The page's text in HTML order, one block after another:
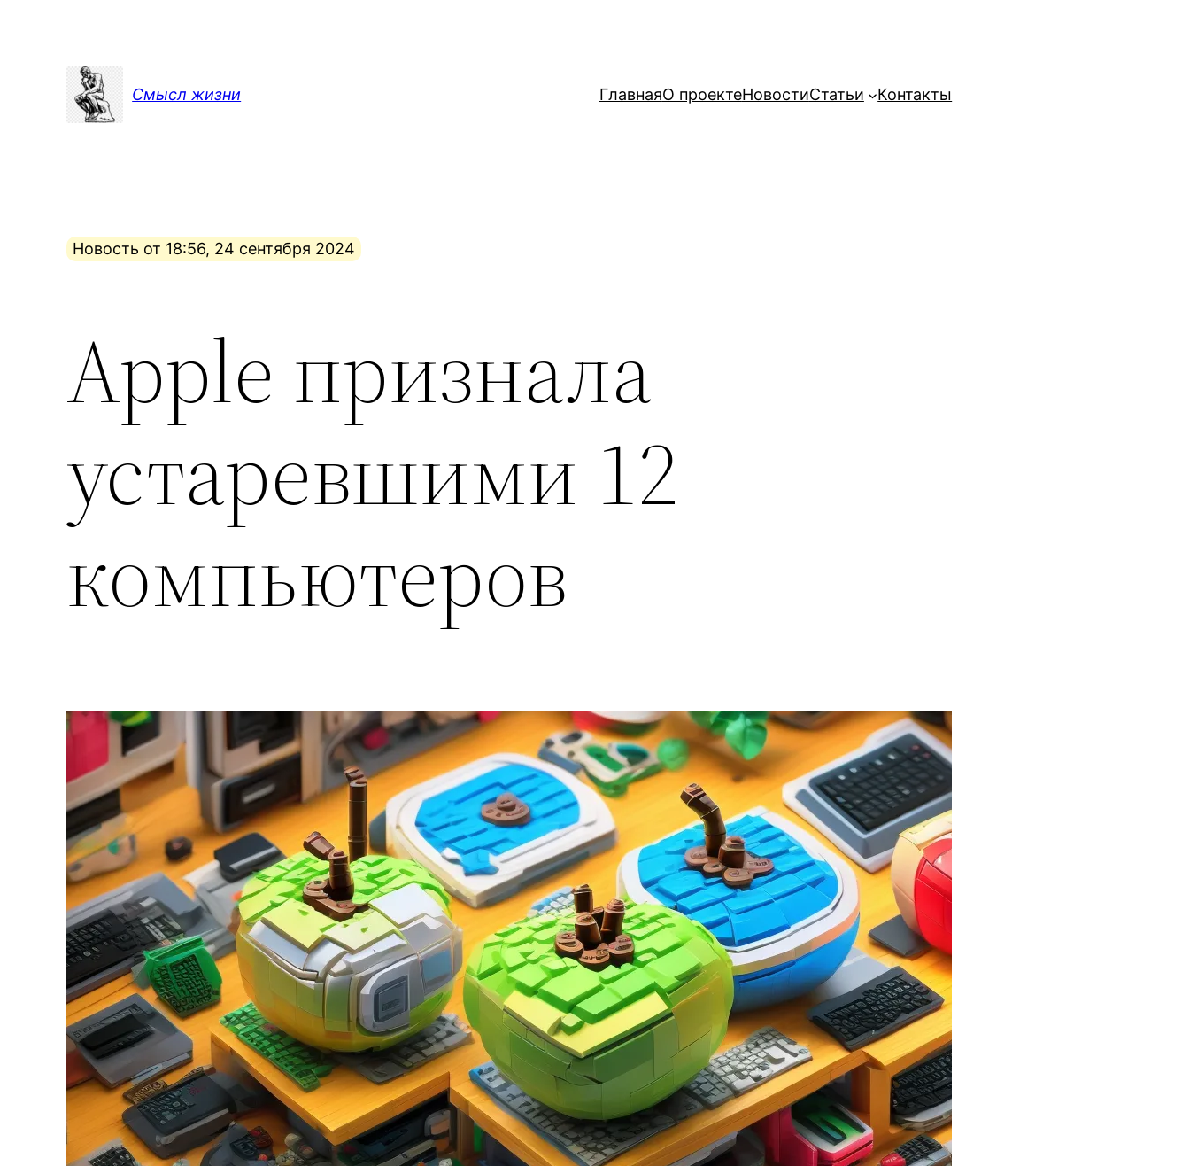
содержимому
Смысл жизни
ГлавнаяО проектеНовостиСтатьи Контакты
Новость от 18:56, 24 сентября 2024
Apple признала
устаревшими 12
компьютеров